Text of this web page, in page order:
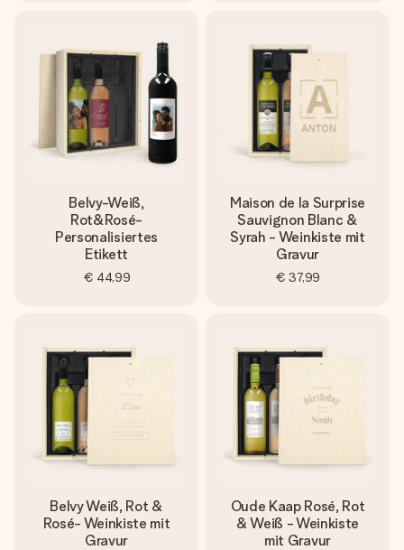
Belvy-Weiß,
Rot&Rosé-
Personalisiertes
Etikett
€ 44,99
Maison de la Surprise
Sauvignon Blanc &
Syrah - Weinkiste mit
Gravur
€ 37,99
Belvy Weiß, Rot &
Rosé- Weinkiste mit
Gravur
Oude Kaap Rosé, Rot
& Weiß - Weinkiste
mit Gravur